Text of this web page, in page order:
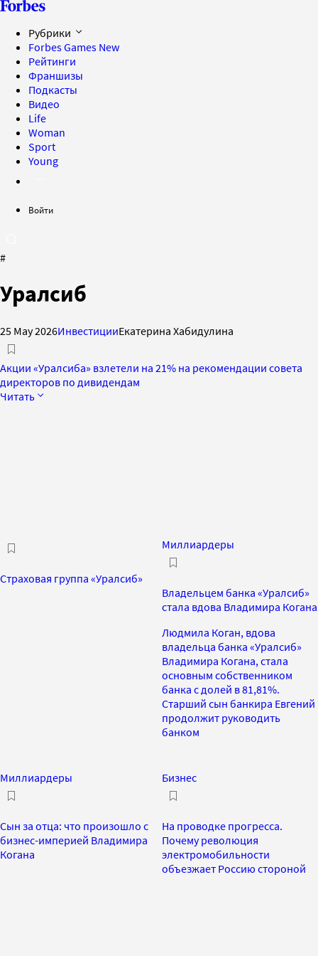
Рубрики
Forbes Games New
Рейтинги
Франшизы
Подкасты
Видео
Life
Woman
Sport
Young
Войти
#
Уралсиб
25 May 2026ИнвестицииЕкатерина Хабидулина
Акции «Уралсиба» взлетели на 21% на рекомендации совета
директоров по дивидендам
Читать
Страховая группа «Уралсиб»
Миллиардеры
Владельцем банка «Уралсиб»
стала вдова Владимира Когана
Людмила Коган, вдова
владельца банка «Уралсиб»
Владимира Когана, стала
основным собственником
банка с долей в 81,81%.
Старший сын банкира Евгений
продолжит руководить
банком
Миллиардеры
Сын за отца: что произошло с
бизнес-империей Владимира
Когана
Бизнес
На проводке прогресса.
Почему революция
электромобильности
объезжает Россию стороной